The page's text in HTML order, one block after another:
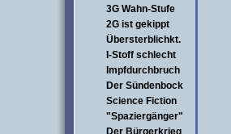
3G Wahn-Stufe
2G ist gekippt
Übersterblichkt.
I-Stoff schlecht
Impfdurchbruch
Der Sündenbock
Science Fiction
"Spaziergänger"
Der Bürgerkrieg